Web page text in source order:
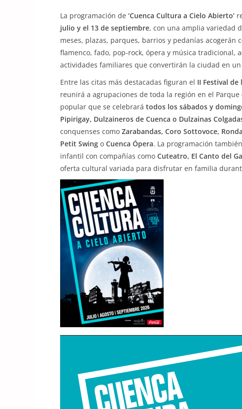
La programación de ‘Cuenca Cultura a Cielo Abierto’
julio y el 13 de septiembre, con una amplia variedad
meses, plazas, parques, barrios y pedanías
flamenco, fado, pop-rock, ópera y música tradicional,
actividades familiares que convertirán la ciudad en
Entre las citas más destacadas figuran el II Festival de
reunirá a agrupaciones de toda la región en el
popular que se celebrará todos los sábados y
Pipirigay, Dulzaineros de Cuenca o Dulzainas
conquenses como Zarabandas, Coro Sottovoce,
Petit Swing o Cuenca Ópera. La programación
infantil con compañías como Cuteatro, El Canto del
oferta cultural variada para disfrutar en familia